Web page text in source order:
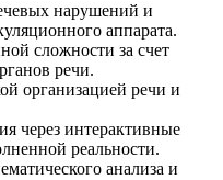
нарушений и
аппарата.
сложности за счет
речи.
организацией речи и
через интерактивные
реальности.
анализа и